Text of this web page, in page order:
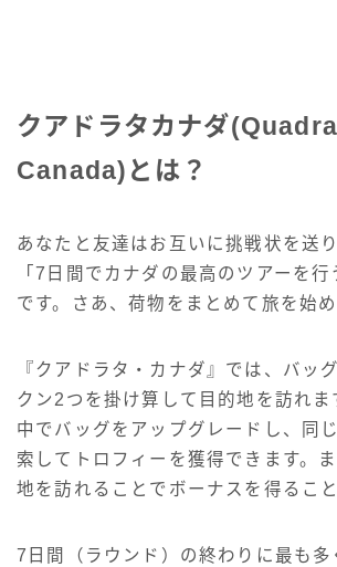
クアドラタカナダ
Canada)とは？
あなたと友達はお互いに挑戦状を送
「7日間でカナダの最高のツアーを
です。さあ、荷物をまとめて旅を始め
『クアドラタ・カナダ』では、バッ
クン2つを掛け算して目的地を訪れま
中でバッグをアップグレードし、同
索してトロフィーを獲得できます。
地を訪れることでボーナスを得ること
7日間（ラウンド）の終わりに最も多